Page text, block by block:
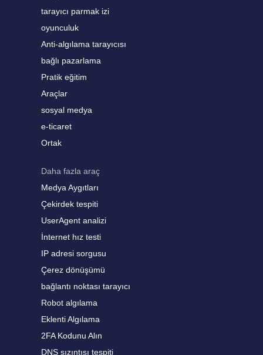
tarayıcı parmak izi
oyunculuk
Anti-algılama tarayıcısı
bağlı pazarlama
Pratik eğitim
Araçlar
sosyal medya
e-ticaret
Ortak
Daha fazla araç
Medya Aygıtları
Çekirdek tespiti
UserAgent analizi
İnternet hız testi
IP adresi sorgusu
Çerez dönüşümü
bağlantı noktası tarayıcı
Robot algılama
Eklenti Algılama
2FA Kodunu Alın
DNS sızıntısı tespiti